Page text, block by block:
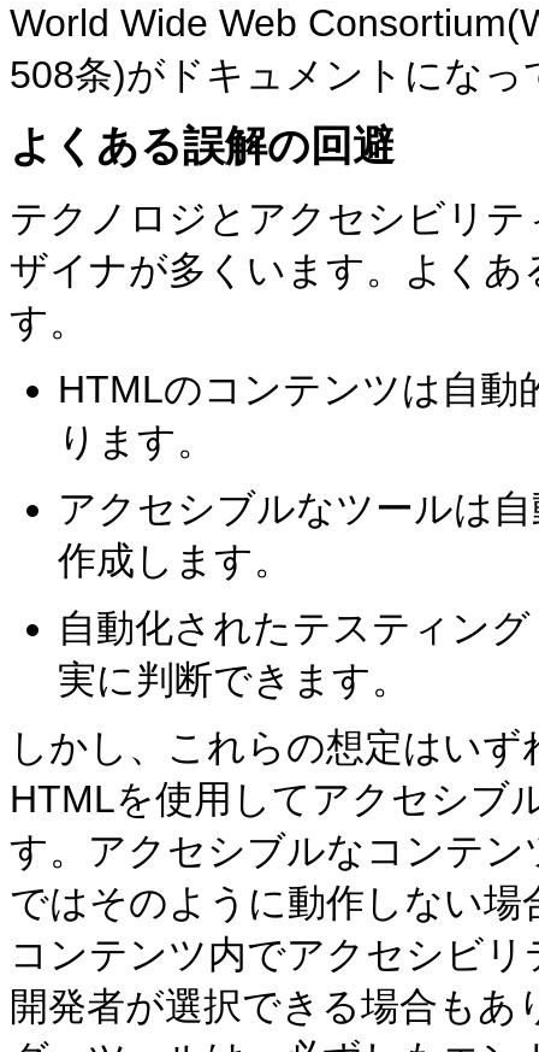
World Wide Web
508条)がドキュメントになっ
よくある誤解の回避
テクノロジとアクセシビリ
ザイナが多くいます。よく
す。
HTMLのコンテンツは自
ります。
アクセシブルなツールは
作成します。
自動化されたテスティン
実に判断できます。
しかし、これらの想定はい
HTMLを使用してアクセシブ
す。アクセシブルなコンテ
ではそのように動作しない
コンテンツ内でアクセシビ
開発者が選択できる場合も